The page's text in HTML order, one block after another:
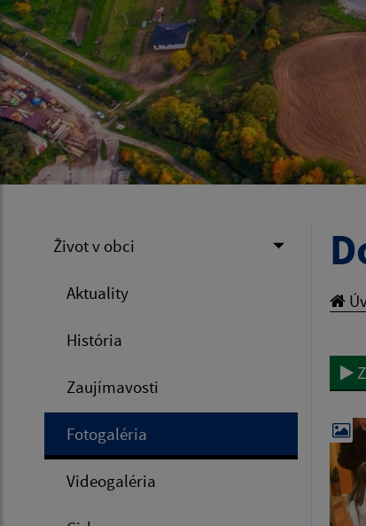
Život v obci
Aktuality
História
Zaujímavosti
Fotogaléria
Videogaléria